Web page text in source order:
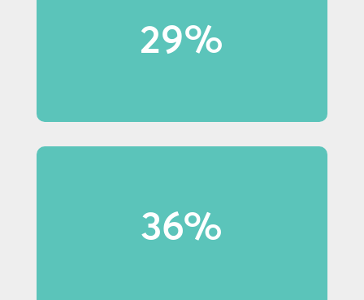
29%
29% van de babyboomers let op
displays in winkels.
36%
40 jaar heeft een aankoop
gedaan vanwege display-